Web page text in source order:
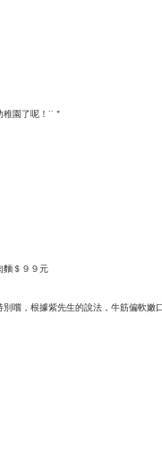
園了呢！˙˙＂
麵＄９９元
嚐，根據紫先生的說法，牛筋偏軟嫩口